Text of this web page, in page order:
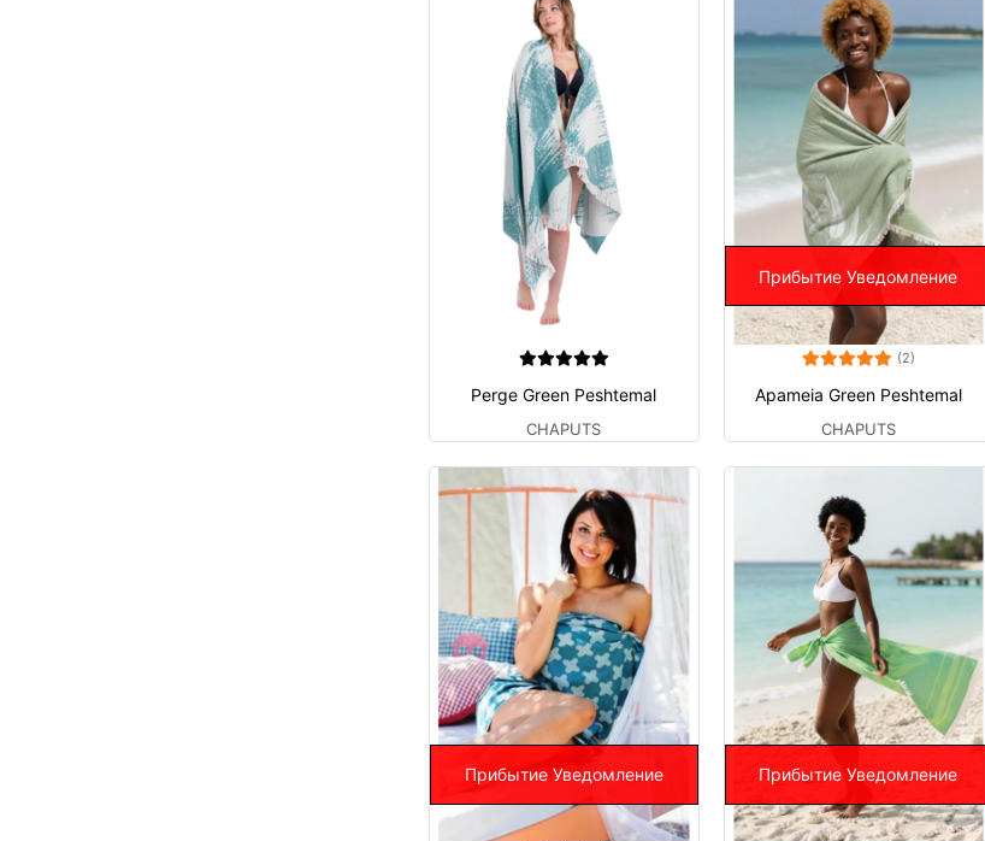
Perge Green Peshtemal
CHAPUTS
Прибытие Уведомление
(2)
Apameia Green Peshtemal
CHAPUTS
Прибытие Уведомление Прибытие Уведомление